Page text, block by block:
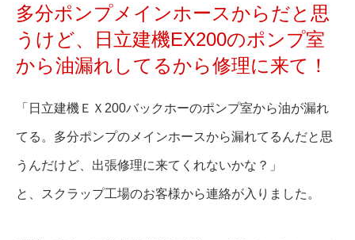
多分ポンプメインホースからだと思
うけど、日立建機EX200のポンプ室
から油漏れしてるから修理に来て！
「日立建機ＥＸ200バックホーのポンプ室から油が漏れ
てる。多分ポンプのメインホースから漏れてるんだと思
うんだけど、出張修理に来てくれないかな？」
と、スクラップ工場のお客様から連絡が入りました。